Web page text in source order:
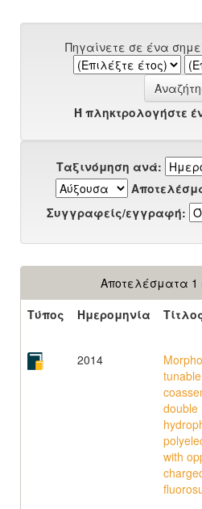
Πηγαίνετε σε ένα
Ή πληκτρολογήστε
Ταξινόμηση ανά:
Συγγραφείς/εγγραφή:
Αποτελέσματα 1
Τύπος
Ημερομηνία
2014
tunable
double
with